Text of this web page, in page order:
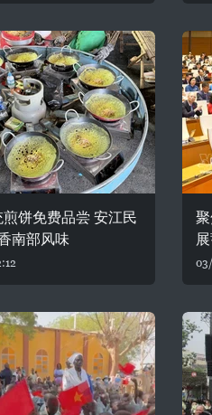
饼免费品尝 安江民
南部风味